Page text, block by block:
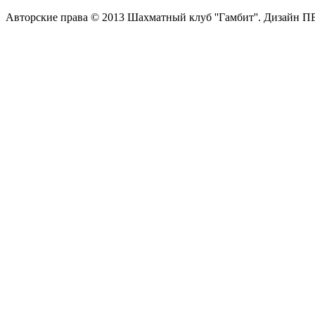
Авторские права © 2013 Шахматный клуб ''Гамбит''. Дизайн